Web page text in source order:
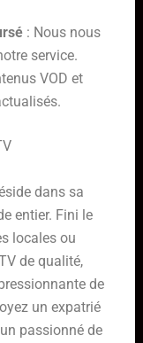
: Nous nous
service.
VOD et
dans sa
entier. Fini le
locales ou
de qualité,
de
un expatrié
passionné de